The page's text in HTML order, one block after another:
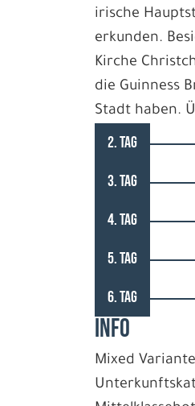
irische
erkunden.
Kirche
die Guinness
Stadt haben.
2. TAG
3. TAG
4. TAG
5. TAG
6. TAG
INFO
Mixed